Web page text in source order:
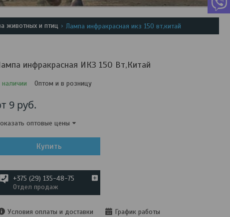
животных и птиц Лампа инфракрасная икз 150 вт,китай
инфракрасная ИКЗ 150 Вт,Китай
наличии Оптом и в розницу
9 руб.
оптовые цены
Купить
+375 (29) 135-48-75
Отдел продаж
Условия оплаты и доставки График работы